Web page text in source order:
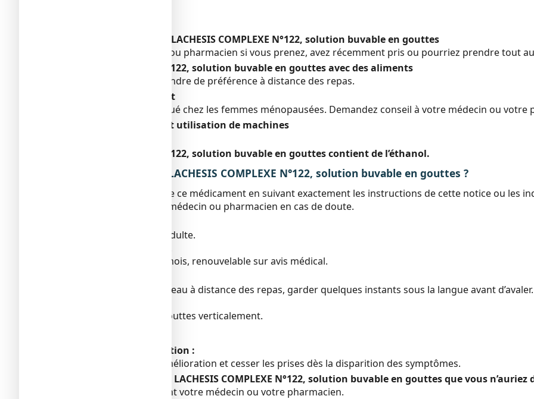
Autres médicaments et LACHESIS COMPLEXE N°122, solution buvable en gouttes
Informez votre médecin ou pharmacien si vous prenez, avez récemment pris ou pourriez prendre tout
LACHESIS COMPLEXE N°122, solution buvable en gouttes avec des aliments
Ce médicament est à prendre de préférence à distance des repas.
Grossesse et allaitement
Ce médicament est indiqué chez les femmes ménopausées. Demandez conseil à votre médecin ou
Conduite de véhicules et utilisation de machines
LACHESIS COMPLEXE N°122, solution buvable en gouttes contient de l’éthanol.
3. COMMENT PRENDRE LACHESIS COMPLEXE N°122, solution buvable en gouttes ?
Veillez à toujours prendre ce médicament en suivant exactement les instructions de cette notice ou les
Vérifiez auprès de votre médecin ou pharmacien en cas de doute.
Médicament réservé à l’adulte.
Durée de traitement : 1 mois, renouvelable sur avis médical.
A prendre dans un peu d’eau à distance des repas, garder quelques instants sous la langue avant d’avaler.
Tenir le flacon compte-gouttes verticalement.
Fréquence d’administration :
Espacer les prises dès amélioration et cesser les prises dès la disparition des symptômes.
Si vous avez pris plus de LACHESIS COMPLEXE N°122, solution buvable en gouttes que vous n’auriez
Consultez immédiatement votre médecin ou votre pharmacien.